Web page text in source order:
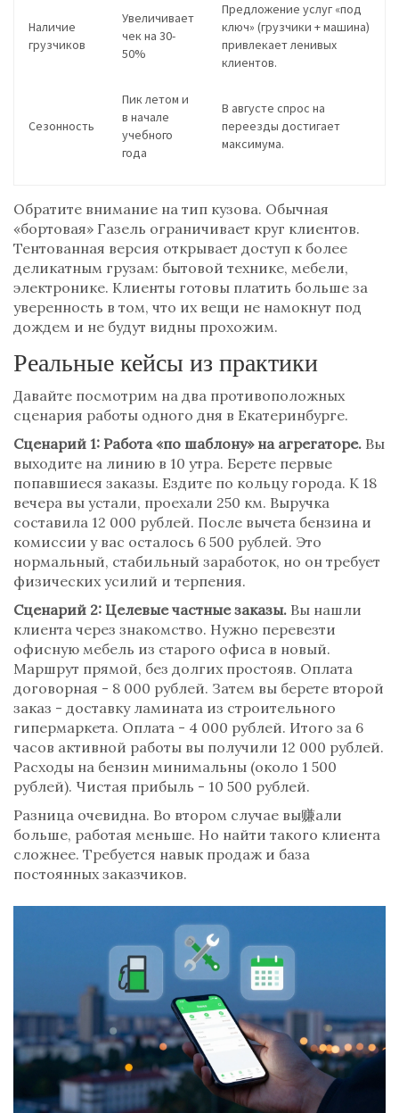
Наличие
грузчиков
Увеличивает
чек на 30-
50%
Предложение услуг «под
ключ» (грузчики + машина)
привлекает ленивых
клиентов.
Сезонность
Пик летом и
в начале
учебного
года
В августе спрос на
переезды достигает
максимума.
Обратите внимание на тип кузова. Обычная
«бортовая» Газель ограничивает круг клиентов.
Тентованная версия открывает доступ к более
деликатным грузам: бытовой технике, мебели,
электронике. Клиенты готовы платить больше за
уверенность в том, что их вещи не намокнут под
дождем и не будут видны прохожим.
Реальные кейсы из практики
Давайте посмотрим на два противоположных
сценария работы одного дня в Екатеринбурге.
Сценарий 1: Работа «по шаблону» на агрегаторе. Вы
выходите на линию в 10 утра. Берете первые
попавшиеся заказы. Ездите по кольцу города. К 18
вечера вы устали, проехали 250 км. Выручка
составила 12 000 рублей. После вычета бензина и
комиссии у вас осталось 6 500 рублей. Это
нормальный, стабильный заработок, но он требует
физических усилий и терпения.
Сценарий 2: Целевые частные заказы. Вы нашли
клиента через знакомство. Нужно перевезти
офисную мебель из старого офиса в новый.
Маршрут прямой, без долгих простояв. Оплата
договорная - 8 000 рублей. Затем вы берете второй
заказ - доставку ламината из строительного
гипермаркета. Оплата - 4 000 рублей. Итого за 6
часов активной работы вы получили 12 000 рублей.
Расходы на бензин минимальны (около 1 500
рублей). Чистая прибыль - 10 500 рублей.
Разница очевидна. Во втором случае вы赚али
больше, работая меньше. Но найти такого клиента
сложнее. Требуется навык продаж и база
постоянных заказчиков.